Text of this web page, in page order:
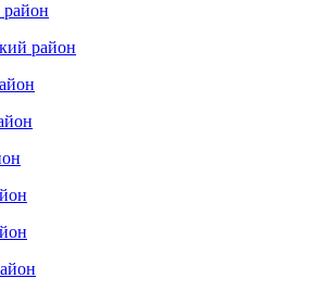
район